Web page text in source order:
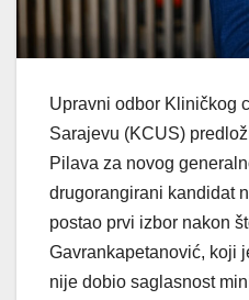
Upravni odbor Kliničkog
Sarajevu (KCUS)
Pilava za novog
drugorangirani kandidat
postao prvi izbor nakon
Gavrankapetanović, koji
nije dobio saglasnost